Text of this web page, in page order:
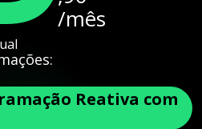
/mês
Reativa com